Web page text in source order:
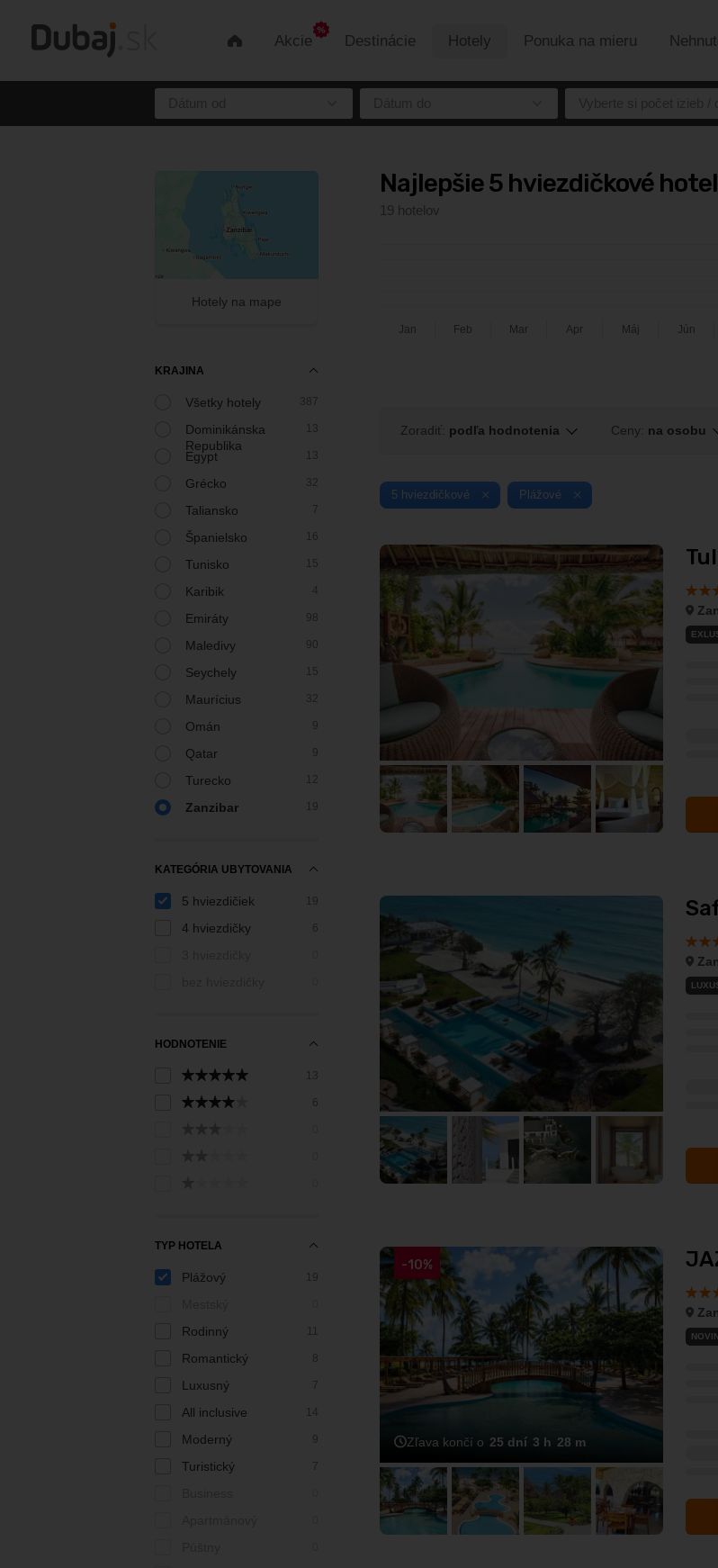
Úvod Akcie Destinácie Hotely Ponuka na mieru
Hotely na mape
KRAJINA
Všetky hotely 387
Dominikánska
Republika
13
Egypt 13
Grécko 32
Taliansko 7
Španielsko 16
Tunisko 15
Karibik
Emiráty 98
Maledivy 90
Seychely 15
Maurícius 32
Omán 9
Qatar 9
Turecko 12
Zanzibar 19
KATEGÓRIA UBYTOVANIA
5 hviezdičiek 19
4 hviezdičky 6
HODNOTENIE
13
6
TYP HOTELA
Plážový 19
Rodinný
Romantický 8
Luxusný 7
All inclusive
Moderný 9
Turistický 7
Najlepšie 5 hviezdičkové
19 hotelov
Jan Feb Mar Apr Máj Jún
Zoradiť: podľa hodnotenia Ceny: na osobu
5 hviezdičkové Plážové
-10%
Zľava končí o 25 dní 3 h 28 m